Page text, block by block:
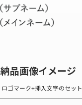
納品画像イメージ
ロゴマーク+挿入文字のセット